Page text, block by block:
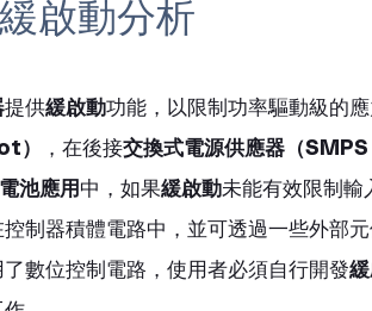
啟動分析
提供緩啟動功能，以限制功率驅動級的
） ，在後接交換式電源供應器（
池應用 中，如果緩啟動未能有效限制輸
制器積體電路中，並可透過一些外部
數位控制電路，使用者必須自行開發